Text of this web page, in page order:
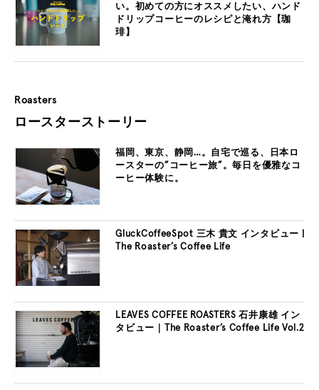
い。初めての方にオススメしたい、ハンド
ドリップコーヒーのレシピと淹れ方【珈
琲】
Roasters
ロースターストーリー
福岡、東京、静岡…。自宅で巡る、日本ロ
ースターの”コーヒー旅”。毎日を優雅なコ
ーヒー体験に。
GluckCoffeeSpot 三木 貴文 インタビュー |
The Roaster’s Coffee Life
LEAVES COFFEE ROASTERS 石井康雄 イン
タビュー｜The Roaster’s Coffee Life Vol.2